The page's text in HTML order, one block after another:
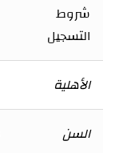
شروط
التسجيل
الأهلية
السن